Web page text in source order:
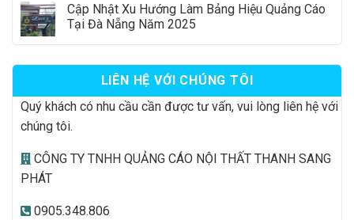
Cập Nhật Xu Hướng Làm Bảng Hiệu Quảng Cáo
Tại Đà Nẵng Năm 2025
LIÊN HỆ VỚI CHÚNG TÔI
Quý khách có nhu cầu cần được tư vấn, vui lòng liên hệ với
chúng tôi.
CÔNG TY TNHH QUẢNG CÁO NỘI THẤT THANH SANG
PHÁT
0905.348.806